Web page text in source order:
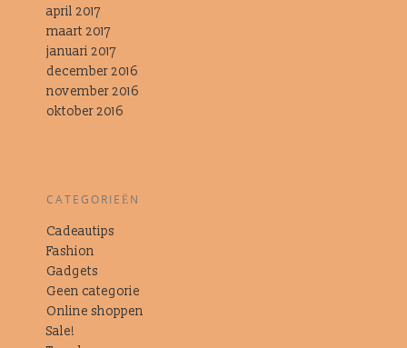
april 2017
maart 2017
januari 2017
december 2016
november 2016
oktober 2016
CATEGORIEËN
Cadeautips
Fashion
Gadgets
Geen categorie
Online shoppen
Sale!